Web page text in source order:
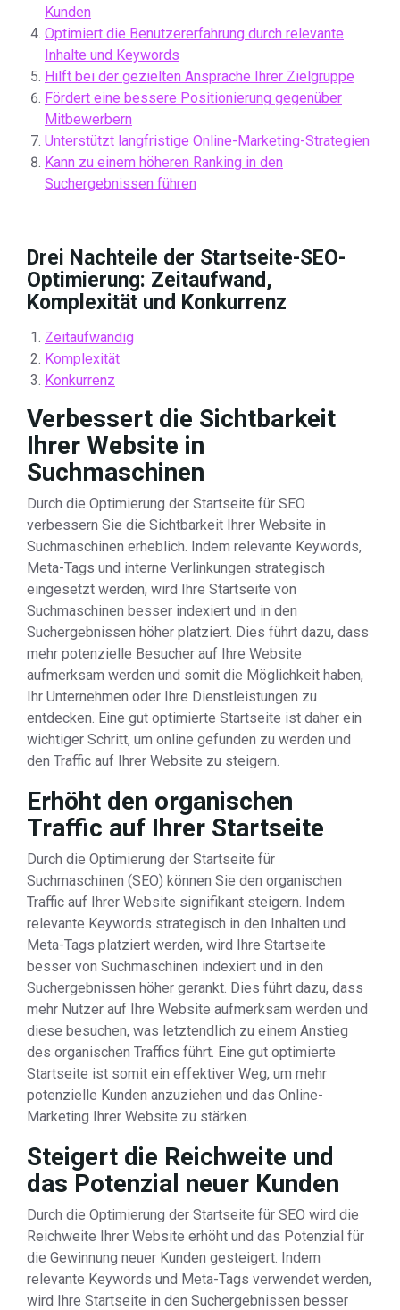
Kunden
Optimiert die Benutzererfahrung durch relevante
Inhalte und Keywords
Hilft bei der gezielten Ansprache Ihrer Zielgruppe
Fördert eine bessere Positionierung gegenüber
Mitbewerbern
Unterstützt langfristige Online-Marketing-Strategien
Kann zu einem höheren Ranking in den
Suchergebnissen führen
Drei Nachteile der Startseite-SEO-
Optimierung: Zeitaufwand,
Komplexität und Konkurrenz
Zeitaufwändig
Komplexität
Konkurrenz
Verbessert die Sichtbarkeit
Ihrer Website in
Suchmaschinen
Durch die Optimierung der Startseite für SEO
verbessern Sie die Sichtbarkeit Ihrer Website in
Suchmaschinen erheblich. Indem relevante Keywords,
Meta-Tags und interne Verlinkungen strategisch
eingesetzt werden, wird Ihre Startseite von
Suchmaschinen besser indexiert und in den
Suchergebnissen höher platziert. Dies führt dazu, dass
mehr potenzielle Besucher auf Ihre Website
aufmerksam werden und somit die Möglichkeit haben,
Ihr Unternehmen oder Ihre Dienstleistungen zu
entdecken. Eine gut optimierte Startseite ist daher ein
wichtiger Schritt, um online gefunden zu werden und
den Traffic auf Ihrer Website zu steigern.
Erhöht den organischen
Traffic auf Ihrer Startseite
Durch die Optimierung der Startseite für
Suchmaschinen (SEO) können Sie den organischen
Traffic auf Ihrer Website signifikant steigern. Indem
relevante Keywords strategisch in den Inhalten und
Meta-Tags platziert werden, wird Ihre Startseite
besser von Suchmaschinen indexiert und in den
Suchergebnissen höher gerankt. Dies führt dazu, dass
mehr Nutzer auf Ihre Website aufmerksam werden und
diese besuchen, was letztendlich zu einem Anstieg
des organischen Traffics führt. Eine gut optimierte
Startseite ist somit ein effektiver Weg, um mehr
potenzielle Kunden anzuziehen und das Online-
Marketing Ihrer Website zu stärken.
Steigert die Reichweite und
das Potenzial neuer Kunden
Durch die Optimierung der Startseite für SEO wird die
Reichweite Ihrer Website erhöht und das Potenzial für
die Gewinnung neuer Kunden gesteigert. Indem
relevante Keywords und Meta-Tags verwendet werden,
wird Ihre Startseite in den Suchergebnissen besser